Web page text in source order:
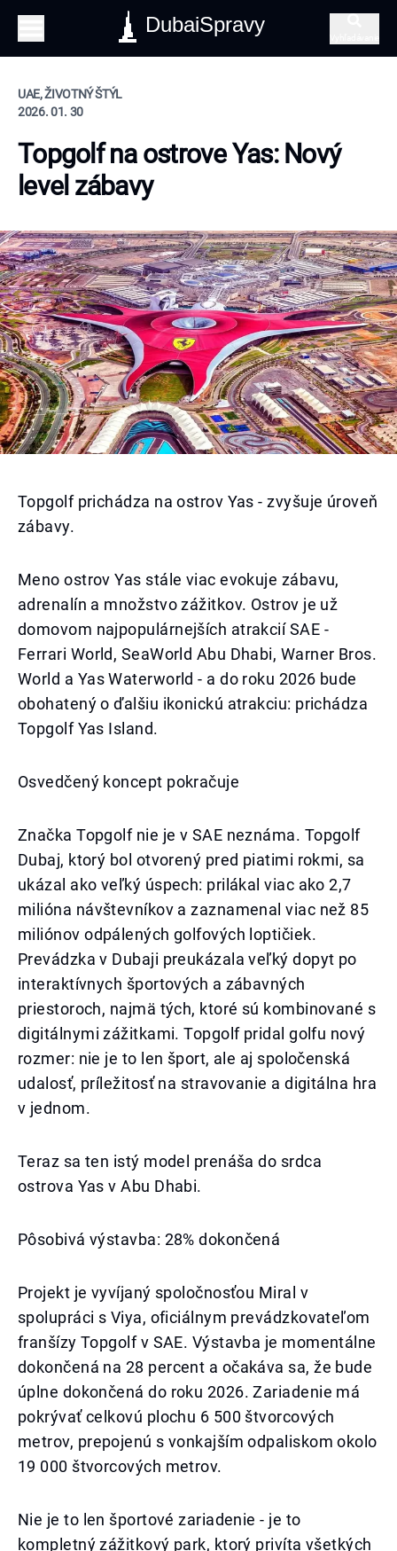
DubaiSpravy
UAE, ŽIVOTNÝ ŠTÝL
2026. 01. 30
Topgolf na ostrove Yas: Nový
level zábavy
Topgolf prichádza na ostrov Yas - zvyšuje úroveň
zábavy.
Meno ostrov Yas stále viac evokuje zábavu,
adrenalín a množstvo zážitkov. Ostrov je už
domovom najpopulárnejších atrakcií SAE -
Ferrari World, SeaWorld Abu Dhabi, Warner Bros.
World a Yas Waterworld - a do roku 2026 bude
obohatený o ďalšiu ikonickú atrakciu: prichádza
Topgolf Yas Island.
Osvedčený koncept pokračuje
Značka Topgolf nie je v SAE neznáma. Topgolf
Dubaj, ktorý bol otvorený pred piatimi rokmi, sa
ukázal ako veľký úspech: prilákal viac ako 2,7
milióna návštevníkov a zaznamenal viac než 85
miliónov odpálených golfových loptičiek.
Prevádzka v Dubaji preukázala veľký dopyt po
interaktívnych športových a zábavných
priestoroch, najmä tých, ktoré sú kombinované s
digitálnymi zážitkami. Topgolf pridal golfu nový
rozmer: nie je to len šport, ale aj spoločenská
udalosť, príležitosť na stravovanie a digitálna hra
v jednom.
Teraz sa ten istý model prenáša do srdca
ostrova Yas v Abu Dhabi.
Pôsobivá výstavba: 28% dokončená
Projekt je vyvíjaný spoločnosťou Miral v
spolupráci s Viya, oficiálnym prevádzkovateľom
franšízy Topgolf v SAE. Výstavba je momentálne
dokončená na 28 percent a očakáva sa, že bude
úplne dokončená do roku 2026. Zariadenie má
pokrývať celkovú plochu 6 500 štvorcových
metrov, prepojenú s vonkajším odpaliskom okolo
19 000 štvorcových metrov.
Nie je to len športové zariadenie - je to
kompletný zážitkový park, ktorý privíta všetkých